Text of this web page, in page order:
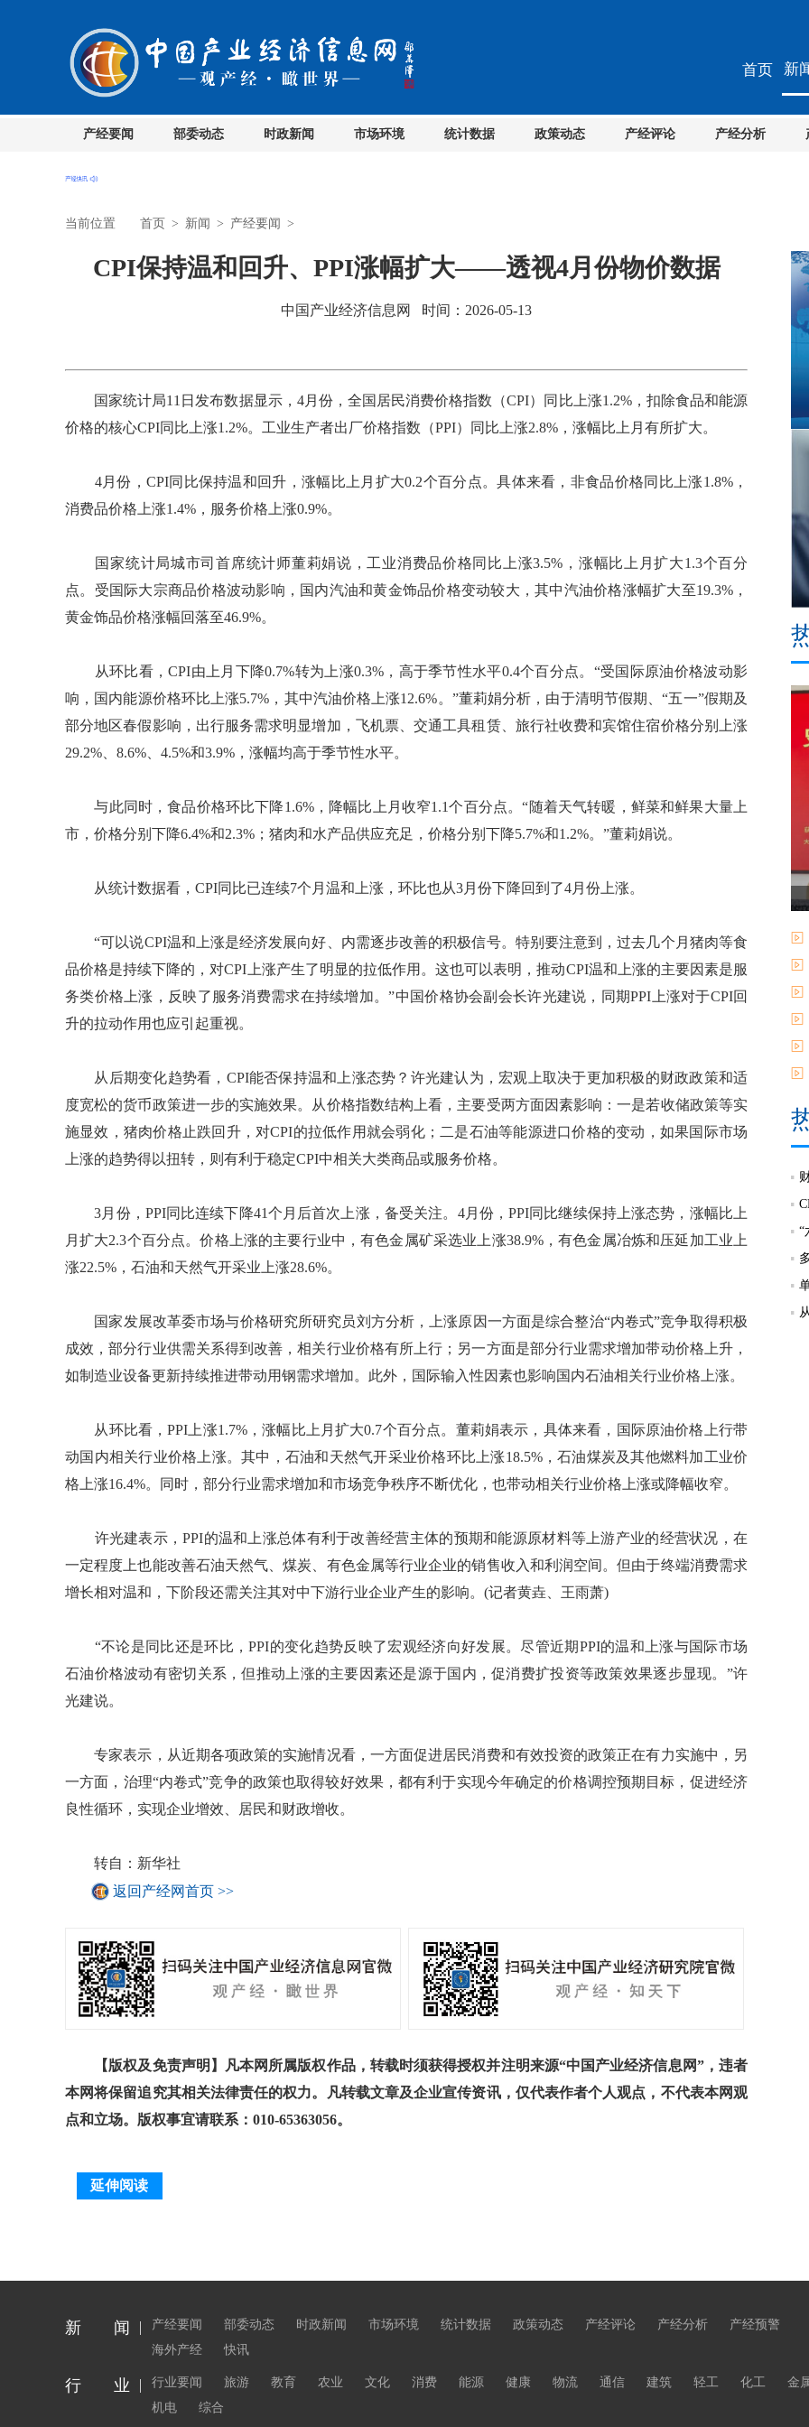
首页 新
产经要闻 部委动态 时政新闻 市场环境 统计数据 政策动态 产经评论 产经分析
当前位置 首页 > 新闻 > 产经要闻 >
CPI保持温和回升、PPI涨幅扩大——透视4月份物价数据
中国产业经济信息网 时间：2026-05-13
国家统计局11日发布数据显示，4月份，全国居民消费价格指数（CPI）同比上涨1.2%，扣除食品和能源
价格的核心CPI同比上涨1.2%。工业生产者出厂价格指数（PPI）同比上涨2.8%，涨幅比上月有所扩大。
4月份，CPI同比保持温和回升，涨幅比上月扩大0.2个百分点。具体来看，非食品价格同比上涨1.8%，
消费品价格上涨1.4%，服务价格上涨0.9%。
国家统计局城市司首席统计师董莉娟说，工业消费品价格同比上涨3.5%，涨幅比上月扩大1.3个百分
点。受国际大宗商品价格波动影响，国内汽油和黄金饰品价格变动较大，其中汽油价格涨幅扩大至19.3%，
黄金饰品价格涨幅回落至46.9%。
从环比看，CPI由上月下降0.7%转为上涨0.3%，高于季节性水平0.4个百分点。“受国际原油价格波动影
响，国内能源价格环比上涨5.7%，其中汽油价格上涨12.6%。”董莉娟分析，由于清明节假期、“五一”假期及
部分地区春假影响，出行服务需求明显增加，飞机票、交通工具租赁、旅行社收费和宾馆住宿价格分别上涨
29.2%、8.6%、4.5%和3.9%，涨幅均高于季节性水平。
与此同时，食品价格环比下降1.6%，降幅比上月收窄1.1个百分点。“随着天气转暖，鲜菜和鲜果大量上
市，价格分别下降6.4%和2.3%；猪肉和水产品供应充足，价格分别下降5.7%和1.2%。”董莉娟说。
从统计数据看，CPI同比已连续7个月温和上涨，环比也从3月份下降回到了4月份上涨。
“可以说CPI温和上涨是经济发展向好、内需逐步改善的积极信号。特别要注意到，过去几个月猪肉等食
品价格是持续下降的，对CPI上涨产生了明显的拉低作用。这也可以表明，推动CPI温和上涨的主要因素是服
务类价格上涨，反映了服务消费需求在持续增加。”中国价格协会副会长许光建说，同期PPI上涨对于CPI回
升的拉动作用也应引起重视。
从后期变化趋势看，CPI能否保持温和上涨态势？许光建认为，宏观上取决于更加积极的财政政策和适
度宽松的货币政策进一步的实施效果。从价格指数结构上看，主要受两方面因素影响：一是若收储政策等实
施显效，猪肉价格止跌回升，对CPI的拉低作用就会弱化；二是石油等能源进口价格的变动，如果国际市场
上涨的趋势得以扭转，则有利于稳定CPI中相关大类商品或服务价格。
3月份，PPI同比连续下降41个月后首次上涨，备受关注。4月份，PPI同比继续保持上涨态势，涨幅比上
月扩大2.3个百分点。价格上涨的主要行业中，有色金属矿采选业上涨38.9%，有色金属冶炼和压延加工业上
涨22.5%，石油和天然气开采业上涨28.6%。
国家发展改革委市场与价格研究所研究员刘方分析，上涨原因一方面是综合整治“内卷式”竞争取得积极
成效，部分行业供需关系得到改善，相关行业价格有所上行；另一方面是部分行业需求增加带动价格上升，
如制造业设备更新持续推进带动用钢需求增加。此外，国际输入性因素也影响国内石油相关行业价格上涨。
从环比看，PPI上涨1.7%，涨幅比上月扩大0.7个百分点。董莉娟表示，具体来看，国际原油价格上行带
动国内相关行业价格上涨。其中，石油和天然气开采业价格环比上涨18.5%，石油煤炭及其他燃料加工业价
格上涨16.4%。同时，部分行业需求增加和市场竞争秩序不断优化，也带动相关行业价格上涨或降幅收窄。
许光建表示，PPI的温和上涨总体有利于改善经营主体的预期和能源原材料等上游产业的经营状况，在
一定程度上也能改善石油天然气、煤炭、有色金属等行业企业的销售收入和利润空间。但由于终端消费需求
增长相对温和，下阶段还需关注其对中下游行业企业产生的影响。(记者黄垚、王雨萧)
“不论是同比还是环比，PPI的变化趋势反映了宏观经济向好发展。尽管近期PPI的温和上涨与国际市场
石油价格波动有密切关系，但推动上涨的主要因素还是源于国内，促消费扩投资等政策效果逐步显现。”许
光建说。
专家表示，从近期各项政策的实施情况看，一方面促进居民消费和有效投资的政策正在有力实施中，另
一方面，治理“内卷式”竞争的政策也取得较好效果，都有利于实现今年确定的价格调控预期目标，促进经济
良性循环，实现企业增效、居民和财政增收。
转自：新华社
返回产经网首页 >>
【版权及免责声明】凡本网所属版权作品，转载时须获得授权并注明来源“中国产业经济信息网”，违者
本网将保留追究其相关法律责任的权力。凡转载文章及企业宣传资讯，仅代表作者个人观点，不代表本网观
点和立场。版权事宜请联系：010-65363056。
延伸阅读
“
新 闻 产经要闻 部委动态 时政新闻 市场环境 统计数据 政策动态 产经评论 产经分析
产经预警
海外产经
快讯
行 业 行业要闻 旅游 教育 农业 文化 消费 能源 健康 物流 通信 建筑 轻工 化工
金
机电
综合